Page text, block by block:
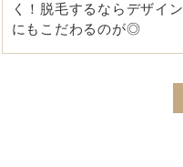
く！脱毛するならデザイン
にもこだわるのが◎